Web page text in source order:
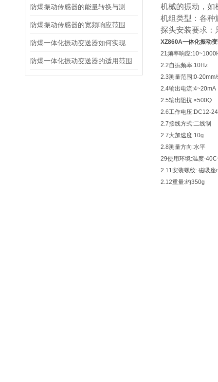
防爆一体化振动变送器的适用范围
机械的振动，如
机组类型：各种
探头安装要求：
XZ860A一体化振动
21频率响应
2.2自振频率:10Hz
2.3测量范围:0-20mm/
2.4输出电流:4~20mA
2.5输出阻抗:≤500Q
2.6工作电压:DC12-
2.7接线方式:二线制
2.7大加速度:10g
2.8测量方向:水平
29使用环境:温度-
2.11安装螺纹: 磁吸座
2.12重量:约350g